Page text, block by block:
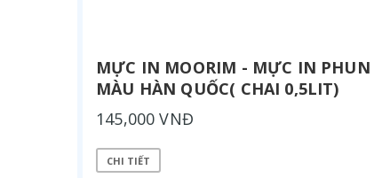
MỰC IN MOORIM - MỰC IN PHUN
MÀU HÀN QUỐC( CHAI 0,5LIT)
145,000 VNĐ
CHI TIẾT